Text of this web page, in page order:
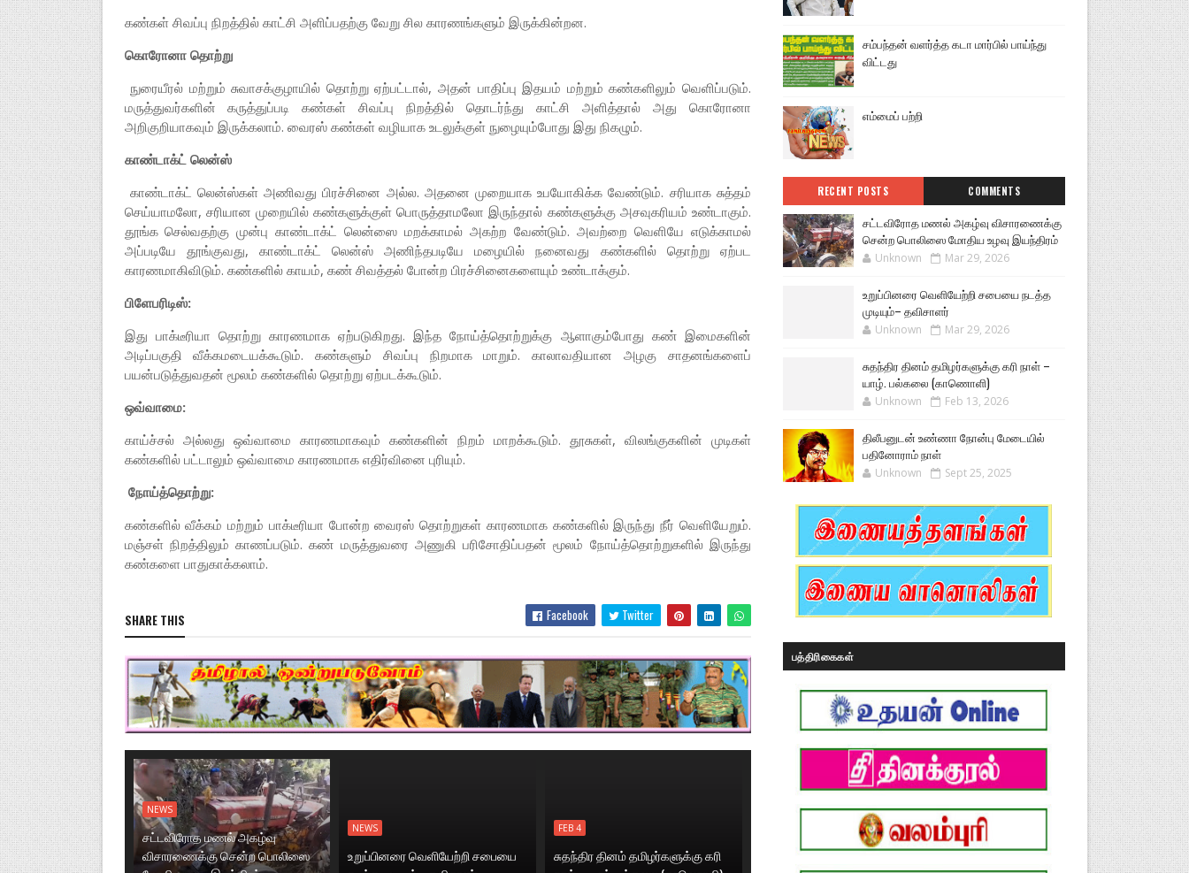
கண்கள் சிவப்பு நிறத்தில் காட்சி அளிப்பதற்கு வேறு சில காரணங்களும் இருக்கின்றன.
கொரோனா தொற்று
நுரையீரல் மற்றும் சுவாசக்குழாயில் தொற்று ஏற்பட்டால், அதன் பாதிப்பு இதயம் மற்றும் கண்களிலும் வெளிப்படும்.
மருத்துவர்களின் கருத்துப்படி கண்கள் சிவப்பு நிறத்தில் தொடர்ந்து காட்சி அளித்தால் அது கொரோனா
அறிகுறியாகவும் இருக்கலாம். வைரஸ் கண்கள் வழியாக உடலுக்குள் நுழையும்போது இது நிகழும்.
காண்டாக்ட் லென்ஸ்
காண்டாக்ட் லென்ஸ்கள் அணிவது பிரச்சினை அல்ல. அதனை முறையாக உபயோகிக்க வேண்டும். சரியாக சுத்தம்
செய்யாமலோ, சரியான முறையில் கண்களுக்குள் பொருத்தாமலோ இருந்தால் கண்களுக்கு அசவுகரியம் உண்டாகும்.
தூங்க செல்வதற்கு முன்பு காண்டாக்ட் லென்ஸை மறக்காமல் அகற்ற வேண்டும். அவற்றை வெளியே எடுக்காமல்
அப்படியே தூங்குவது, காண்டாக்ட் லென்ஸ் அணிந்தபடியே மழையில் நனைவது கண்களில் தொற்று ஏற்பட
காரணமாகிவிடும். கண்களில் காயம், கண் சிவத்தல் போன்ற பிரச்சினைகளையும் உண்டாக்கும்.
பிளேபரிடிஸ்:
இது பாக்டீரியா தொற்று காரணமாக ஏற்படுகிறது. இந்த நோய்த்தொற்றுக்கு ஆளாகும்போது கண் இமைகளின்
அடிப்பகுதி வீக்கமடையக்கூடும். கண்களும் சிவப்பு நிறமாக மாறும். காலாவதியான அழகு சாதனங்களைப்
பயன்படுத்துவதன் மூலம் கண்களில் தொற்று ஏற்படக்கூடும்.
ஒவ்வாமை:
காய்ச்சல் அல்லது ஒவ்வாமை காரணமாகவும் கண்களின் நிறம் மாறக்கூடும். தூசுகள், விலங்குகளின் முடிகள்
கண்களில் பட்டாலும் ஒவ்வாமை காரணமாக எதிர்வினை புரியும்.
நோய்த்தொற்று:
கண்களில் வீக்கம் மற்றும் பாக்டீரியா போன்ற வைரஸ் தொற்றுகள் காரணமாக கண்களில் இருந்து நீர் வெளியேறும்.
மஞ்சள் நிறத்திலும் காணப்படும். கண் மருத்துவரை அணுகி பரிசோதிப்பதன் மூலம் நோய்த்தொற்றுகளில் இருந்து
கண்களை பாதுகாக்கலாம்.
SHARE THIS Facebook Twitter
NEWS
சட்டவிரோத மணல் அகழ்வு
விசாரணைக்கு சென்ற பொலிஸை
NEWS
உறுப்பினரை வெளியேற்றி சபையை
FEB 4
சுதந்திர தினம் தமிழர்களுக்கு கரி
சம்பந்தன் வளர்த்த கடா மார்பில் பாய்ந்து
விட்டது
எம்மைப் பற்றி
RECENT POSTS COMMENTS
சட்டவிரோத மணல் அகழ்வு விசாரணைக்கு
சென்ற பொலிஸை மோதிய உழவு இயந்திரம்
Unknown Mar 29, 2026
உறுப்பினரை வெளியேற்றி சபையை நடத்த
முடியும்– தவிசாளர்
Unknown Mar 29, 2026
சுதந்திர தினம் தமிழர்களுக்கு கரி நாள் –
யாழ். பல்கலை (காணொளி)
Unknown Feb 13, 2026
திலீபனுடன் உண்ணா நோன்பு மேடையில்
பதினோராம் நாள்
Unknown Sept 25, 2025
பத்திரிகைகள்